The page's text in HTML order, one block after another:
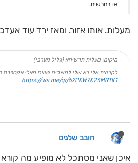
או בחרשים.
מעלות. אותו אזור. ומאז ירד עוד
מיקום: מעלות תרשיחא (גליל מערבי)
לקבוצת אלי בא שלי למוצרים שווים מאלי אקספרס
https://wa.me/qr/62PKW7K23MRTK1
חובב שלגים
איכן שאני מסתכל לא מופיע מה